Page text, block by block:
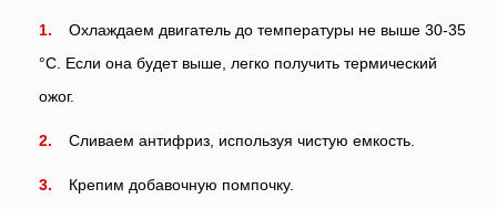
Охлаждаем двигатель до температуры не выше 30-35
°С. Если она будет выше, легко получить термический
ожог.
Сливаем антифриз, используя чистую емкость.
Крепим добавочную помпочку.